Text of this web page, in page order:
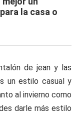
la casa o
de jean y las
un estilo casual y
al invierno como
darle más estilo